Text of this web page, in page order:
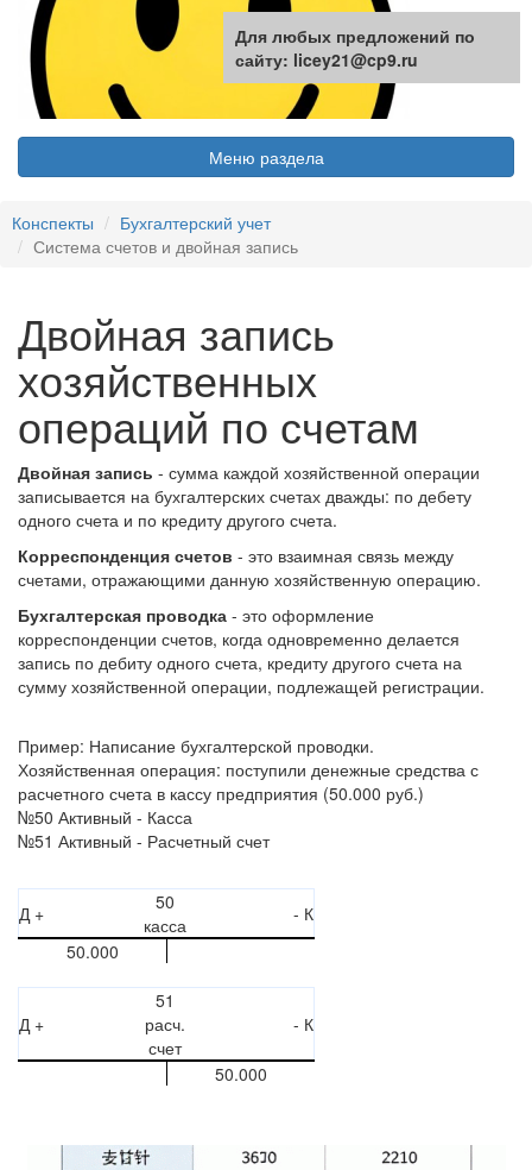
Меню раздела
Конспекты
Бухгалтерский учет
Система счетов и двойная запись
Двойная запись
хозяйственных
операций по счетам
Двойная запись - сумма каждой хозяйственной операции
записывается на бухгалтерских счетах дважды: по дебету
одного счета и по кредиту другого счета.
Корреспонденция счетов - это взаимная связь между
счетами, отражающими данную хозяйственную операцию.
Бухгалтерская проводка - это оформление
корреспонденции счетов, когда одновременно делается
запись по дебиту одного счета, кредиту другого счета на
сумму хозяйственной операции, подлежащей регистрации.
Пример: Написание бухгалтерской проводки.
Хозяйственная операция: поступили денежные средства с
расчетного счета в кассу предприятия (50.000 руб.)
№50 Активный - Касса
№51 Активный - Расчетный счет
Д +
50
касса
- К
50.000
Д +
51
расч.
счет
- К
50.000
Для любых предложений по
сайту: licey21@cp9.ru